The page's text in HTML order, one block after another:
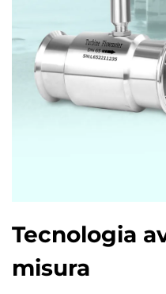
Tecnologia
misura